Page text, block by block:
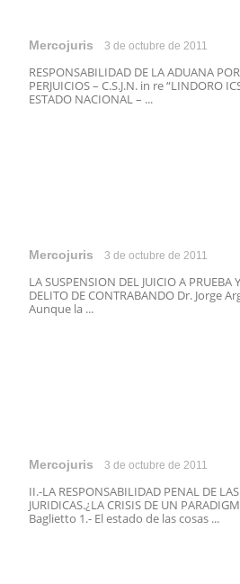
Mercojuris 3 de octubre de 2011
RESPONSABILIDAD DE LA ADUANA
PERJUICIOS – C.S.J.N. in re “LINDORO
ESTADO NACIONAL – ...
Mercojuris 3 de octubre de 2011
LA SUSPENSION DEL JUICIO A PRUEBA
DELITO DE CONTRABANDO Dr. Jorge
Aunque la ...
Mercojuris 3 de octubre de 2011
II.-LA RESPONSABILIDAD PENAL DE
JURIDICAS.¿LA CRISIS DE UN
Baglietto 1.- El estado de las cosas ...